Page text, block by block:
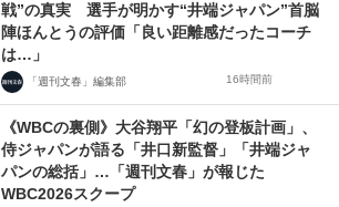
戦”の真実 選手が明かす“井端ジャパン”首脳
陣ほんとうの評価「良い距離感だったコーチ
は…」
「週刊文春」編集部 16時間前
《WBCの裏側》大谷翔平「幻の登板計画」、
侍ジャパンが語る「井口新監督」「井端ジャ
パンの総括」…「週刊文春」が報じた
WBC2026スクープ